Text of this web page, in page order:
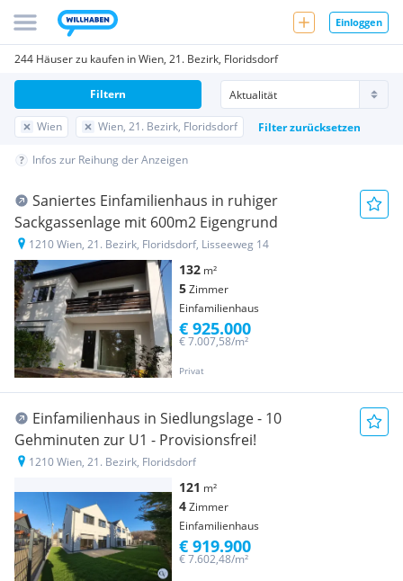
Einloggen
244 Häuser zu kaufen in Wien, 21. Bezirk, Floridsdorf
Wien Wien, 21. Bezirk, Floridsdorf Filter zurücksetzen
Filtern
Infos zur Reihung der Anzeigen
Saniertes Einfamilienhaus in ruhiger
Sackgassenlage mit 600m2 Eigengrund
1210 Wien, 21. Bezirk, Floridsdorf, Lisseeweg 14
132 m²
5Zimmer
Einfamilienhaus
Privat
€ 7.007,58/m²
€ 925.000
Einfamilienhaus in Siedlungslage - 10
Gehminuten zur U1 - Provisionsfrei!
1210 Wien, 21. Bezirk, Floridsdorf
121 m²
4Zimmer
Einfamilienhaus
€ 7.602,48/m²
€ 919.900